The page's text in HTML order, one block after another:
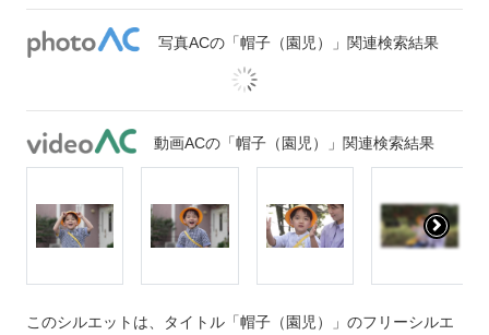
写真ACの「帽子（園児）」関連検索結果
動画ACの「帽子（園児）」関連検索結果
このシルエットは、タイトル「帽子（園児）」のフリーシルエ